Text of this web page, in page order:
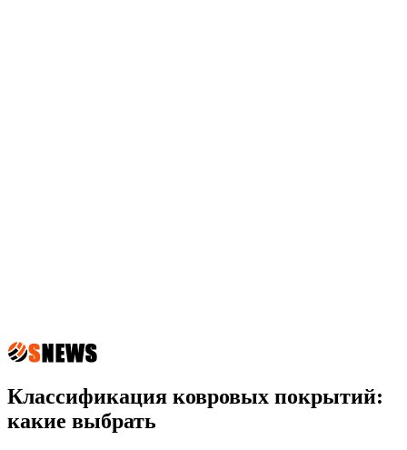
Классификация ковровых покрытий:
какие выбрать